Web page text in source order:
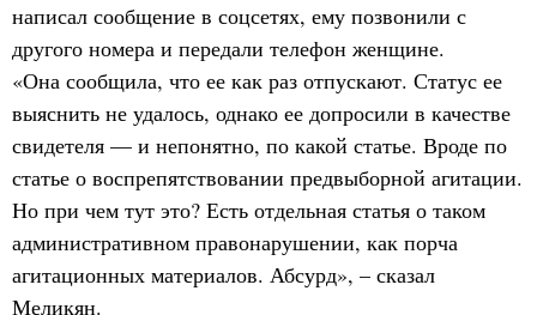
написал сообщение в соцсетях, ему позвонили с
другого номера и передали телефон женщине.
«Она сообщила, что ее как раз отпускают. Статус ее
выяснить не удалось, однако ее допросили в качестве
свидетеля — и непонятно, по какой статье. Вроде по
статье о воспрепятствовании предвыборной агитации.
Но при чем тут это? Есть отдельная статья о таком
административном правонарушении, как порча
агитационных материалов. Абсурд», – сказал
Меликян.